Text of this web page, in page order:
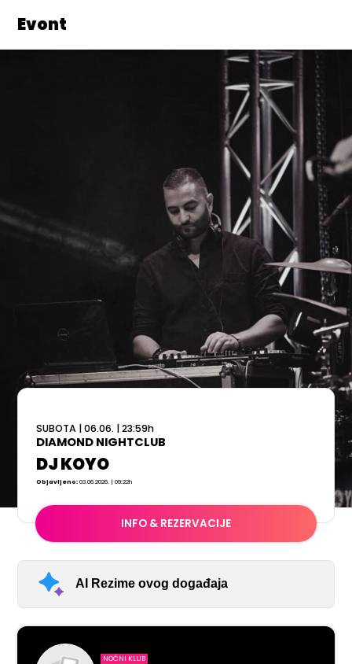
Evont
SUBOTA|06.06. |23:59h
DIAMOND NIGHTCLUB
DJ KOYO
Objavljeno:03.06.2026. | 09:22h
INFO & REZERVACIJE
AI Rezime ovog događaja
NOĆNI KLUB